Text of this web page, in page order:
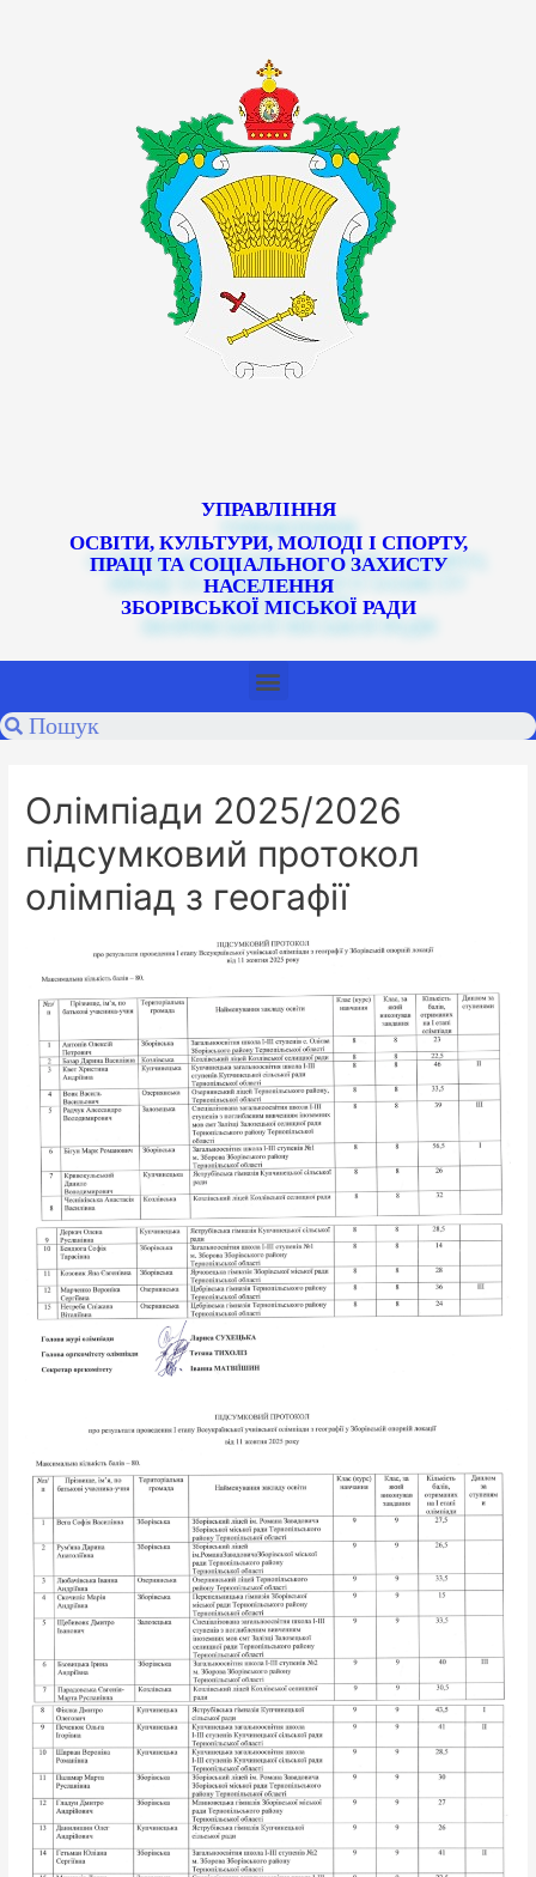
УПРАВЛІННЯ
ОСВІТИ, КУЛЬТУРИ, МОЛОДІ І СПОРТУ,
ПРАЦІ ТА СОЦІАЛЬНОГО ЗАХИСТУ
НАСЕЛЕННЯ
ЗБОРІВСЬКОЇ МІСЬКОЇ РАДИ
Олімпіади 2025/2026
підсумковий протокол
олімпіад з геогафії